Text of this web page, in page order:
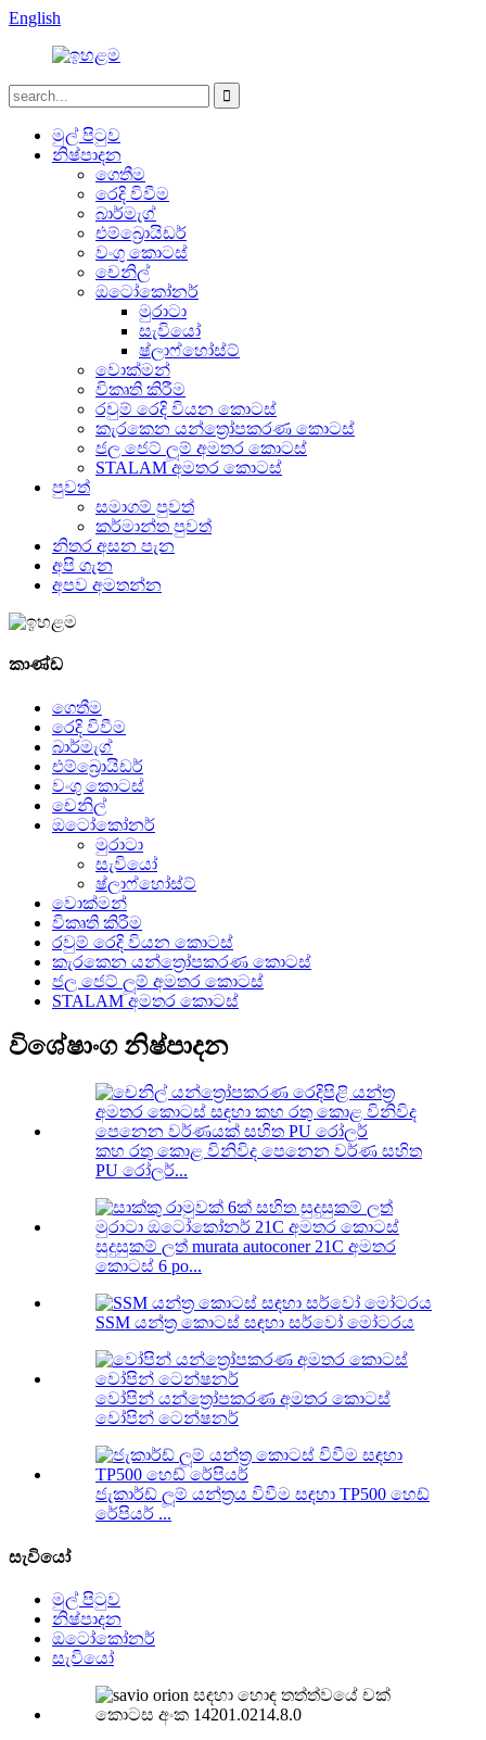
English
මුල් පිටුව
නිෂ්පාදන
ගෙතීම
රෙදි විවීම
බාර්මැග්
එම්බ්‍රොයිඩර්
වංගු කොටස්
චෙනිල්
ඔටෝකෝනර්
මුරාටා
සැවියෝ
ෂ්ලාෆ්හෝස්ට්
වොක්මන්
විකෘති කිරීම
රවුම් රෙදි වියන කොටස්
කැරකෙන යන්ත්‍රෝපකරණ කොටස්
ජල ජෙට් ලූම් අමතර කොටස්
STALAM අමතර කොටස්
පුවත්
සමාගම් පුවත්
කර්මාන්ත පුවත්
නිතර අසන පැන
අපි ගැන
අපව අමතන්න
කාණ්ඩ
ගෙතීම
රෙදි විවීම
බාර්මැග්
එම්බ්‍රොයිඩර්
වංගු කොටස්
චෙනිල්
ඔටෝකෝනර්
මුරාටා
සැවියෝ
ෂ්ලාෆ්හෝස්ට්
වොක්මන්
විකෘති කිරීම
රවුම් රෙදි වියන කොටස්
කැරකෙන යන්ත්‍රෝපකරණ කොටස්
ජල ජෙට් ලූම් අමතර කොටස්
STALAM අමතර කොටස්
විශේෂාංග නිෂ්පාදන
කහ රතු කොළ විනිවිද පෙනෙන වර්ණ සහිත
PU රෝලර්...
සුදුසුකම් ලත් murata autoconer 21C අමතර
කොටස් 6 po...
SSM යන්ත්‍ර කොටස් සඳහා සර්වෝ මෝටරය
වෝපින් යන්ත්‍රෝපකරණ අමතර කොටස්
වෝපින් ටෙන්ෂනර්
ජැකාර්ඩ් ලූම් යන්ත්‍රය විවීම සඳහා TP500 හෙඩ්
රේපියර් ...
සැවියෝ
මුල් පිටුව
නිෂ්පාදන
ඔටෝකෝනර්
සැවියෝ